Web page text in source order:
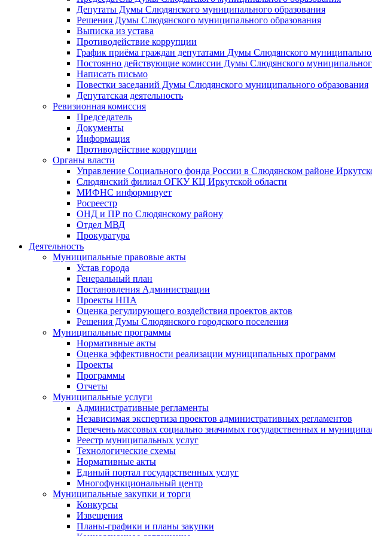
Депутаты Думы Слюдянского муниципального образования
Решения Думы Слюдянского муниципального образования
Выписка из устава
Противодействие коррупции
График приёма граждан депутатами Думы Слюдянского
Постоянно действующие комиссии Думы Слюдянского
Написать письмо
Повестки заседаний Думы Слюдянского муниципального образования
Депутатская деятельность
Ревизионная комиссия
Председатель
Документы
Информация
Противодействие коррупции
Органы власти
Управление Социального фонда России в Слюдянском районе
Слюдянский филиал ОГКУ КЦ Иркутской области
МИФНС информирует
Росреестр
ОНД и ПР по Слюдянскому району
Отдел МВД
Прокуратура
Деятельность
Муниципальные правовые акты
Устав города
Генеральный план
Постановления Администрации
Проекты НПА
Оценка регулирующего воздействия проектов актов
Решения Думы Слюдянского городского поселения
Муниципальные программы
Нормативные акты
Оценка эффективности реализации муниципальных программ
Проекты
Программы
Отчеты
Муниципальные услуги
Административные регламенты
Независимая экспертиза проектов административных регламентов
Перечень массовых социально значимых государственных и
Реестр муниципальных услуг
Технологические схемы
Нормативные акты
Единый портал государственных услуг
Многофункциональный центр
Муниципальные закупки и торги
Конкурсы
Извещения
Планы-графики и планы закупки